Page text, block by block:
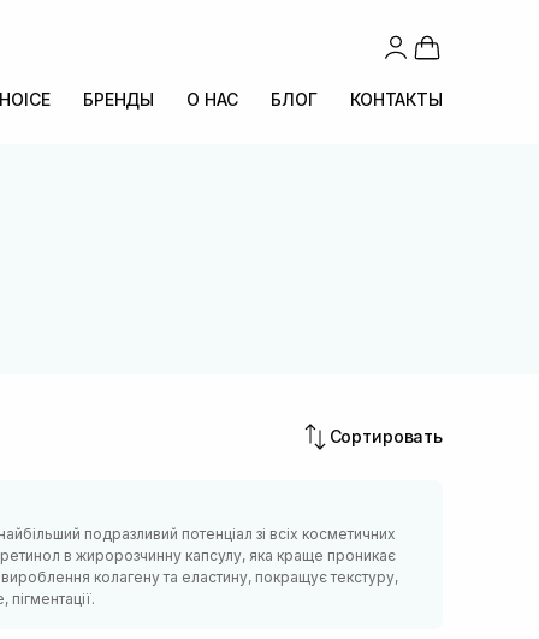
БРЕНДЫ О НАС БЛОГ КОНТАКТЫ
Сортировать
подразливий потенціал зі всіх косметичних
в жиророзчинну капсулу, яка краще проникає
колагену та еластину, покращує текстуру,